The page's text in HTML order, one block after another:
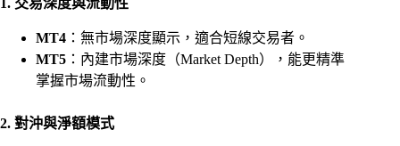
1. 交易深度與流動性
MT4 ：無市場深度顯示，適合短線交易者。
MT5 ：內建市場深度（Market Depth），能更精準
掌握市場流動性。
2. 對沖與淨額模式